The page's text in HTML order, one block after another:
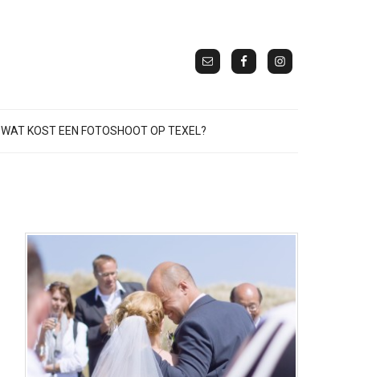
WAT KOST EEN FOTOSHOOT OP TEXEL?